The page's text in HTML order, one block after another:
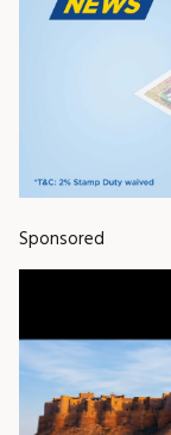
Sponsored